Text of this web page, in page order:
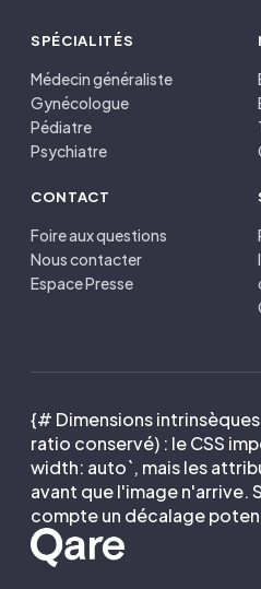
SPÉCIALITÉS
Médecin généraliste
Gynécologue
Pédiatre
Psychiatre
CONTACT
Foire aux questions
Nous contacter
Espace Presse
{# Dimensions intrinsèques
ratio conservé) : le CSS
width: auto`, mais les
avant que l'image n'arrive.
compte un décalage